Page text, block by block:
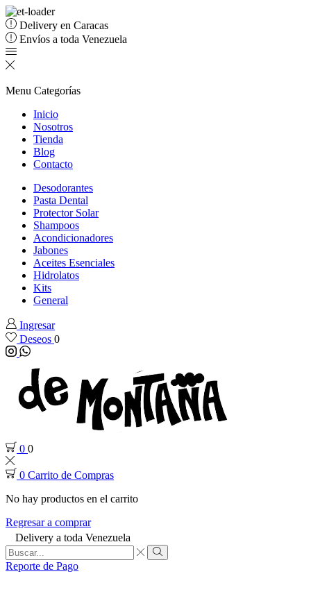
Delivery en Caracas
Envíos a toda Venezuela
Menu Categorías
Inicio
Nosotros
Tienda
Blog
Contacto
Desodorantes
Pasta Dental
Protector Solar
Shampoos
Acondicionadores
Jabones
Aceites Esenciales
Hidrolatos
Kits
General
Ingresar
Deseos 0
Instagram
Whatsapp
0 0
0 Carrito de Compras
No hay productos en el carrito
Regresar a comprar
Delivery a toda Venezuela
Search
input
Search
Reporte de Pago